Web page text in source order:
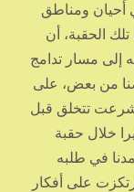
أحيان ومناطق
الحقبة، أن
إلى مسار تدامج
من بعض، على
شرعت تتخلق قبل
خلال حقبة
في طلبه
على أفكار